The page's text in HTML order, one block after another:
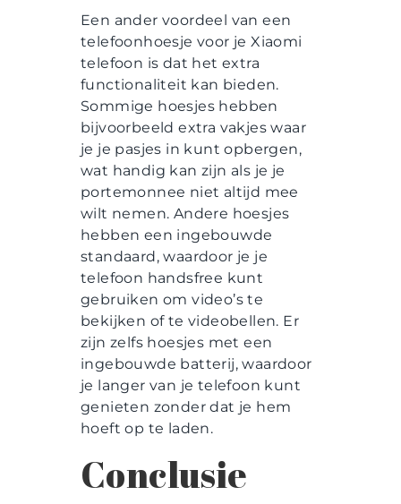
Een ander voordeel van een
telefoonhoesje voor je Xiaomi
telefoon is dat het extra
functionaliteit kan bieden.
Sommige hoesjes hebben
bijvoorbeeld extra vakjes waar
je je pasjes in kunt opbergen,
wat handig kan zijn als je je
portemonnee niet altijd mee
wilt nemen. Andere hoesjes
hebben een ingebouwde
standaard, waardoor je je
telefoon handsfree kunt
gebruiken om video’s te
bekijken of te videobellen. Er
zijn zelfs hoesjes met een
ingebouwde batterij, waardoor
je langer van je telefoon kunt
genieten zonder dat je hem
hoeft op te laden.
Conclusie